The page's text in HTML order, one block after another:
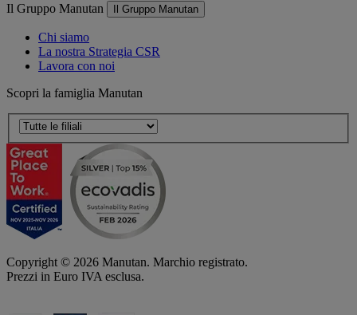
Il Gruppo Manutan Il Gruppo Manutan
Chi siamo
La nostra Strategia CSR
Lavora con noi
Scopri la famiglia Manutan
Copyright © 2026 Manutan. Marchio registrato.
Prezzi in Euro IVA esclusa.